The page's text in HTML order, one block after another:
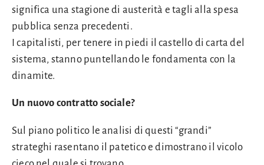
significa una stagione di austerità e tagli alla spesa
pubblica senza precedenti.
I capitalisti, per tenere in piedi il castello di carta del
sistema, stanno puntellando le fondamenta con la
dinamite.
Un nuovo contratto sociale?
Sul piano politico le analisi di questi “grandi”
strateghi rasentano il patetico e dimostrano il vicolo